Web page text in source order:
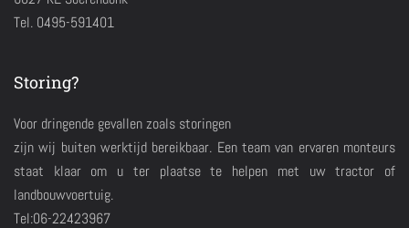
Tel. 0495-591401
Storing?
Voor dringende gevallen zoals storingen
zijn wij buiten werktijd bereikbaar. Een team van ervaren monteurs
staat klaar om u ter plaatse te helpen met uw tractor of
landbouwvoertuig.
Tel:06-22423967